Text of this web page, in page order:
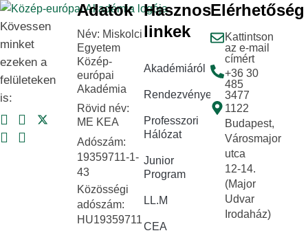
Kövessen
minket
ezeken a
felületeken
is:
Adatok
Név: Miskolci
Egyetem
Közép-
európai
Akadémia
Rövid név:
ME KEA
Adószám:
19359711-1-
43
Közösségi
adószám:
HU19359711
Hasznos
linkek
Akadémiáról
Rendezvények
Professzori
Hálózat
Junior
Program
LL.M
CEA
Elérhetőség
Kattintson
az e-mail
címért
+36 30
485
3477
1122
Budapest,
Városmajor
utca
12-14.
(Major
Udvar
Irodaház)